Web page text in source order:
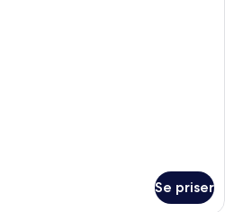
Se priser